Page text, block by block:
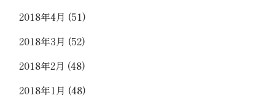
2018年4月 (51)
2018年3月 (52)
2018年2月 (48)
2018年1月 (48)